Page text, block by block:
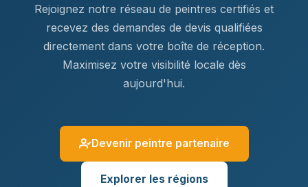
Rejoignez notre réseau de peintres certifiés et
recevez des demandes de devis qualifiées
directement dans votre boîte de réception.
Maximisez votre visibilité locale dès
aujourd'hui.
Devenir peintre partenaire
Explorer les régions